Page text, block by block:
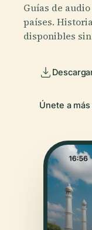
Guías de
países.
disponibles
Únete a